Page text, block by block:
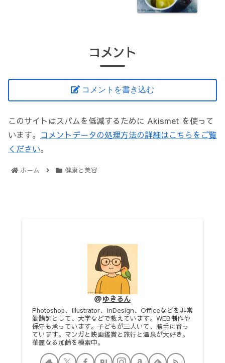
コメント
コメントを書き込む
このサイトはスパムを低減するために Akismet を使って
います。 コメントデータの処理方法の詳細はこちらをご覧
ください。
ホーム 健康と美容
ゆきるん
Photoshop、Illustrator、InDesign、Officeなどを非常
勤講師として、大学などで教えています。WEB制作や
保守も承っています。子どもが三人いて、勝手に育っ
ています。マンガと映画鑑賞と旅行と温泉が大好き。
華麗なる加齢を模索中。